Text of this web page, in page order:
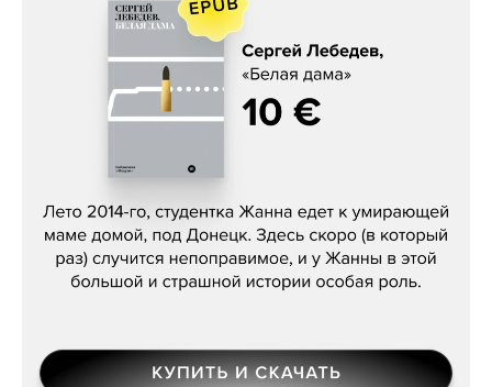
Сергей Лебедев, «Белая дама»